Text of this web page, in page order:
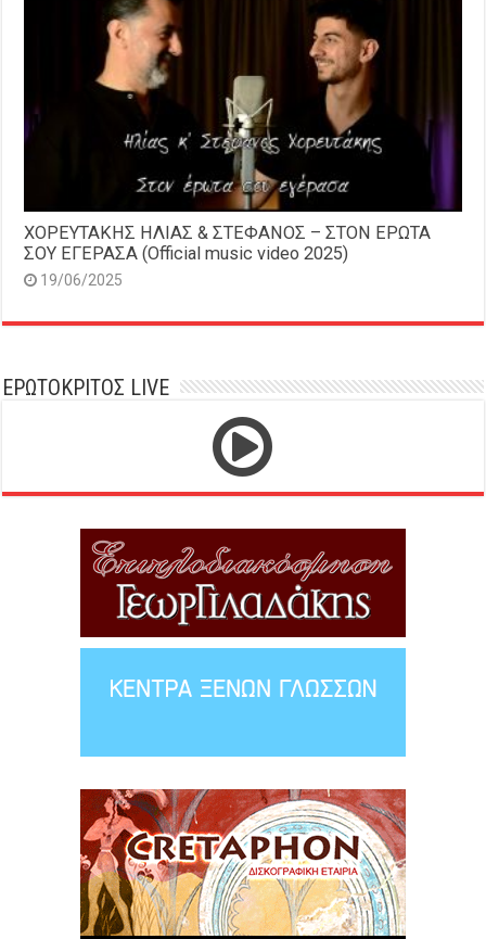
ΧΟΡΕΥΤΑΚΗΣ ΗΛΙΑΣ & ΣΤΕΦΑΝΟΣ – ΣΤΟΝ ΕΡΩΤΑ
ΣΟΥ ΕΓΕΡΑΣΑ (Official music video 2025)
19/06/2025
ΕΡΩΤΟΚΡΙΤΟΣ LIVE